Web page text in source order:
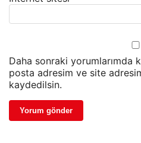
Daha sonraki yorumlarımda
posta adresim ve site
kaydedilsin.